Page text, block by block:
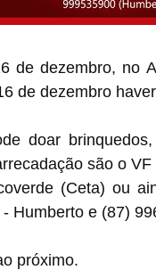
de dezembro, no
de dezembro
doar
são oVF
(Ceta) ou
Humberto e (87)
próximo.